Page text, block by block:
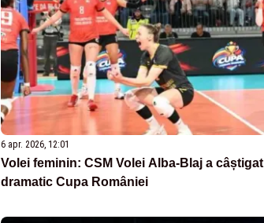
6 apr. 2026, 12:01
Volei feminin: CSM Volei Alba-Blaj a câștigat
dramatic Cupa României